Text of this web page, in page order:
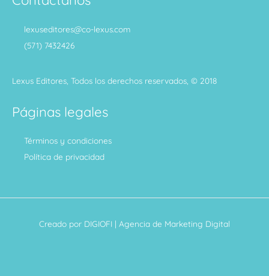
lexuseditores@co-lexus.com
(571) 7432426
Lexus Editores, Todos los derechos reservados, © 2018
Páginas legales
Términos y condiciones
Política de privacidad
Creado por DIGIOFI | Agencia de Marketing Digital